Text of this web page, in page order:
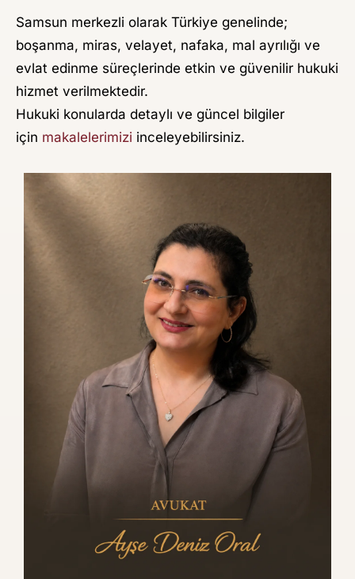
E
D
E
N
İ
O
A
L
Samsun merkezli olarak Türkiye genelinde;
boşanma, miras, velayet, nafaka, mal ayrılığı ve
evlat edinme süreçlerinde etkin ve güvenilir hukuki
hizmet verilmektedir.
Hukuki konularda detaylı ve güncel bilgiler
için makalelerimizi inceleyebilirsiniz.